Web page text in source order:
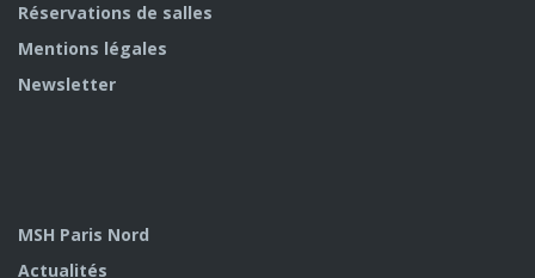
Réservations de salles
Mentions légales
Newsletter
MSH Paris Nord
Actualités